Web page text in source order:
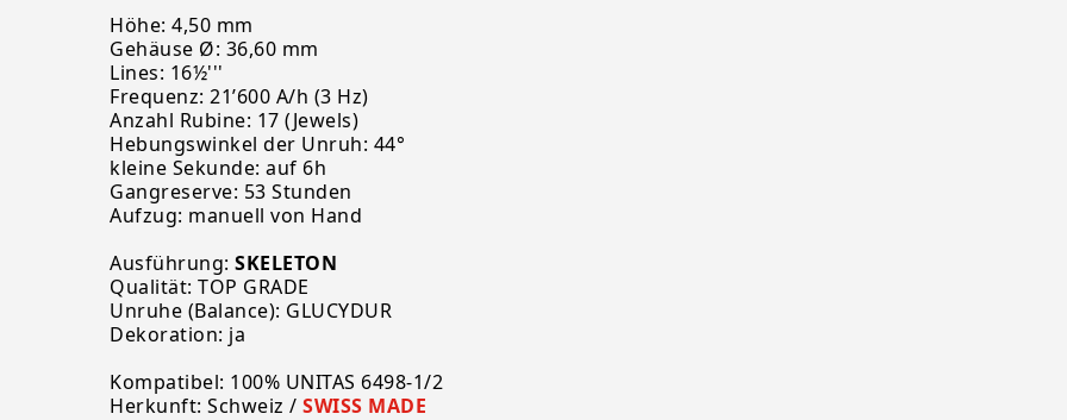
Höhe: 4,50 mm
Gehäuse Ø: 36,60 mm
Lines: 16½'''
Frequenz: 21’600 A/h (3 Hz)
Anzahl Rubine: 17 (Jewels)
Hebungswinkel der Unruh: 44°
kleine Sekunde: auf 6h
Gangreserve: 53 Stunden
Aufzug: manuell von Hand
Ausführung: SKELETON
Qualität: TOP GRADE
Unruhe (Balance): GLUCYDUR
Dekoration: ja
Kompatibel: 100% UNITAS 6498-1/2
Herkunft: Schweiz / SWISS MADE